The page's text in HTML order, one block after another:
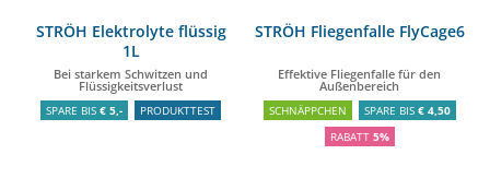
STRÖH Elektrolyte flüssig
1L
Bei starkem Schwitzen und
Flüssigkeitsverlust
SPARE BIS € 5,- PRODUKTTEST
STRÖH Fliegenfalle FlyCage6
Effektive Fliegenfalle für den
Außenbereich
SCHNÄPPCHEN SPARE BIS € 4,50
RABATT 5%